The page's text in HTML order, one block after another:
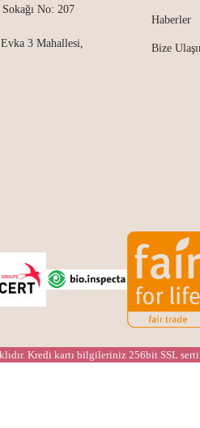
No: 207
3 Mahallesi,
Haberler
Bize
Kredi kartı bilgileriniz 256bit SSL